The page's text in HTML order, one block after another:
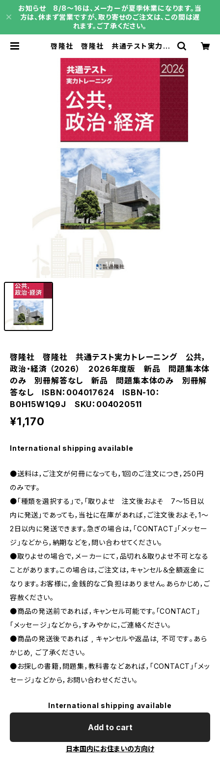
お知らせ 8/8～16は、メーカーが夏季休業になります。当
方は、休まず営業ですが、取り寄せのご注文は、この間は遅
れます。ご了承ください。
啓隆社 啓隆社 共通テスト実力ト
体のみ 別冊解答なし 新品 問題
集本体のみ 別冊解答なし ISBN：
004017624 ISBN-10：B0H15
W1Q9J SKU：004020511 | 育
之書店（いくのしょてん）
1/1
啓隆社 啓隆社 共通テスト実力トレーニング 公共，
政治・経済 （2026） 2026年度版 新品 問題集本体
のみ 別冊解答なし 新品 問題集本体のみ 別冊解
答なし ISBN：004017624 ISBN-10：
B0H15W1Q9J SKU：004020511
¥1,170
International shipping available
●送料は，ご注文が何冊になっても，1回のご注文につき，250円
のみです。
●「種類を選択する」で，「取りよせ 注文後およそ 7〜15日以
内に発送」であっても，当社に在庫があれば，ご注文後およそ，1〜
2日以内に発送できます。急ぎの場合は，「CONTACT」「メッセー
ジ」などから，納期などを，問い合わせてください。
●取りよせの場合で，メーカーにて，品切れ＆取りよせ不可となる
ことがあります。この場合は，ご注文は，キャンセル＆全額返金に
なります。お客様に，金銭的なご負担はありません。あらかじめ，ご
容赦ください。
●商品の発送前であれば，キャンセル可能です。「CONTACT」
「メッセージ」などから，すみやかに，ご連絡ください。
●商品の発送後であれば , キャンセルや返品は, 不可です｡あら
かじめ, ご了承ください｡
●お探しの書籍，問題集，教科書などあれば，「CONTACT」「メッ
セージ」などから，お問い合わせください。
International shipping available
Add to cart
日本国内にお住まいの方向け